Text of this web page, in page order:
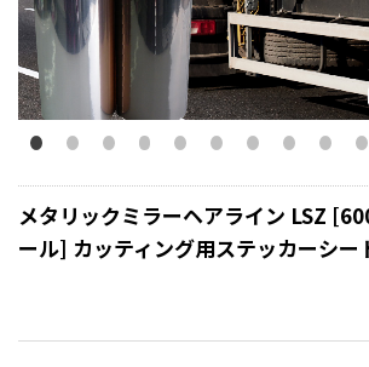
メタリックミラーヘアライン LSZ
ール] カッティング用ステッカーシー